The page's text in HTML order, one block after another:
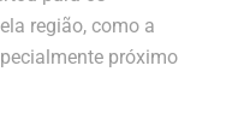
região, como a
próximo